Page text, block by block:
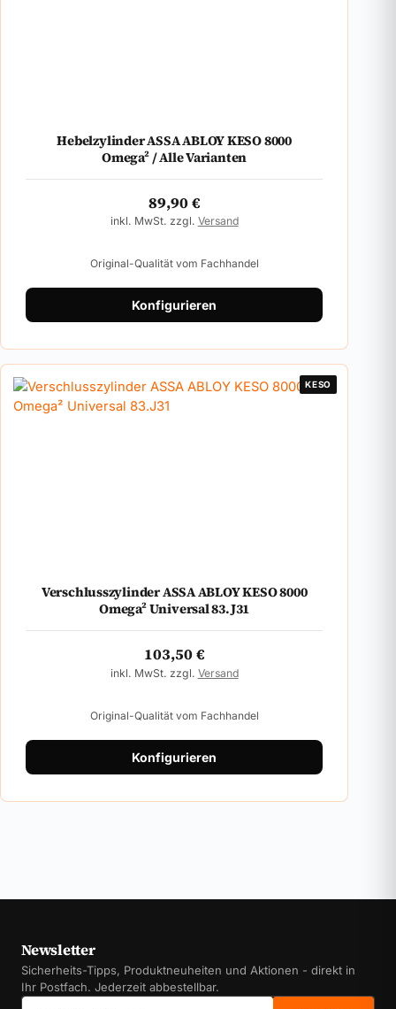
Hebelzylinder ASSA ABLOY KESO 8000
Omega² / Alle Varianten
89,90€
inkl. MwSt. zzgl. Versand
Original-Qualität vom Fachhandel
Konfigurieren
KESO
Verschlusszylinder ASSA ABLOY KESO 8000
Omega² Universal 83.J31
103,50€
inkl. MwSt. zzgl. Versand
Original-Qualität vom Fachhandel
Konfigurieren
Newsletter
Sicherheits-Tipps, Produktneuheiten und Aktionen - direkt in
Ihr Postfach. Jederzeit abbestellbar.